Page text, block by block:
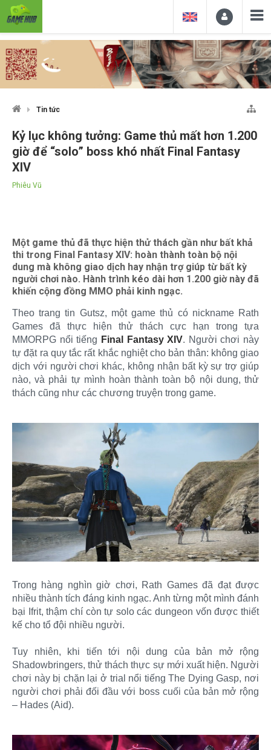
Tin tức
Kỷ lục không tưởng: Game thủ mất hơn 1.200
giờ để “solo” boss khó nhất Final Fantasy
XIV
Phiêu Vũ
Một game thủ đã thực hiện thử thách gần như bất khả
thi trong Final Fantasy XIV: hoàn thành toàn bộ nội
dung mà không giao dịch hay nhận trợ giúp từ bất kỳ
người chơi nào. Hành trình kéo dài hơn 1.200 giờ này đã
khiến cộng đồng MMO phải kinh ngạc.
Theo trang tin Gutsz, một game thủ có nickname Rath
Games đã thực hiện thử thách cực hạn trong tựa
MMORPG nổi tiếng Final Fantasy XIV. Người chơi này
tự đặt ra quy tắc rất khắc nghiệt cho bản thân: không giao
dịch với người chơi khác, không nhận bất kỳ sự trợ giúp
nào, và phải tự mình hoàn thành toàn bộ nội dung, thử
thách cũng như các chương truyện trong game.
Trong hàng nghìn giờ chơi, Rath Games đã đạt được
nhiều thành tích đáng kinh ngạc. Anh từng một mình đánh
bại Ifrit, thậm chí còn tự solo các dungeon vốn được thiết
kế cho tổ đội nhiều người.
Tuy nhiên, khi tiến tới nội dung của bản mở rộng
Shadowbringers, thử thách thực sự mới xuất hiện. Người
chơi này bị chặn lại ở trial nổi tiếng The Dying Gasp, nơi
người chơi phải đối đầu với boss cuối của bản mở rộng
– Hades (Aid).